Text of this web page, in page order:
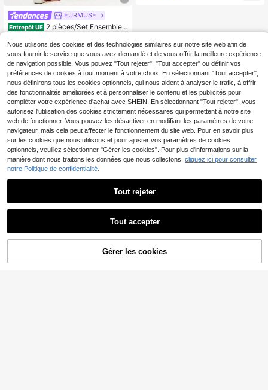
EURMUSE
Entrepôt UE 2 pièces/Set Ensemble p
ull col rabattu de couleur unie et pa
ntalon long
21 ,87€
AJOUTER AU PANIER
Nous utilisons des cookies et des technologies similaires sur notre site web afin de
vous fournir le service que vous avez demandé et de vous offrir la meilleure expérience
de navigation possible. Vous pouvez "Tout rejeter", "Tout accepter" ou définir vos
préférences de cookies à tout moment à votre choix. En sélectionnant "Tout accepter",
nous définirons tous les cookies optionnels, qui nous aident à analyser le trafic, à offrir
des fonctionnalités améliorées et à personnaliser le contenu et les publicités pour
compléter votre expérience d'achat avec SHEIN. En sélectionnant "Tout rejeter", vous
autorisez l'utilisation des cookies strictement nécessaires qui permettent à notre site
web de fonctionner. Vous pouvez les désactiver en modifiant les paramètres de votre
navigateur, mais cela peut affecter le fonctionnement du site web. Pour en savoir plus
sur les cookies que nous utilisons et pour ajuster vos paramètres de cookies
optionnels, veuillez sélectionner "Gérer les cookies". Pour plus d'informations sur la
manière dont nous traitons les données que nous collectons, cliquez ici pour consulter
notre Politique de confidentialité.
Tout rejeter
Tout accepter
Gérer les cookies